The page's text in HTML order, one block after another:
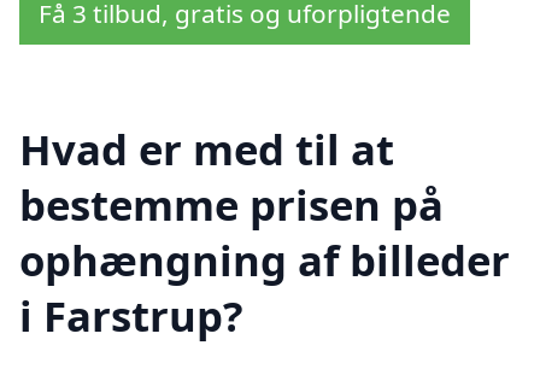
Få 3 tilbud, gratis og uforpligtende
Hvad er med til at
bestemme prisen på
ophængning af billeder
i Farstrup?